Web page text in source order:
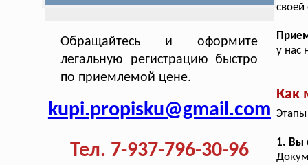
Обращайтесь и оформите
легальную регистрацию быстро
по приемлемой цене.
kupi.propisku@gmail.com
Тел. 7-937-796-30-96
у нас
Как
1. Вы